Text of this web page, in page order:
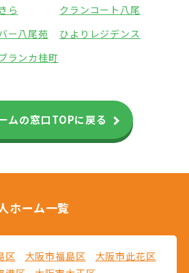
ら
クランコート八尾
ー八尾苑
ひよりレジデンス
ランカ桂町
ムの窓口TOPに戻る
ホーム一覧
区 大阪市福島区
大阪市此花区